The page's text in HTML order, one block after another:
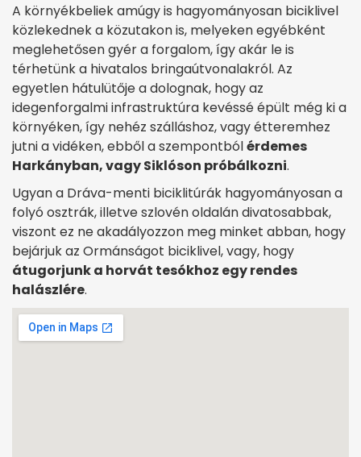
A környékbeliek amúgy is hagyományosan biciklivel
közlekednek a közutakon is, melyeken egyébként
meglehetősen gyér a forgalom, így akár le is
térhetünk a hivatalos bringaútvonalakról. Az
egyetlen hátulütője a dolognak, hogy az
idegenforgalmi infrastruktúra kevéssé épült még ki a
környéken, így nehéz szálláshoz, vagy étteremhez
jutni a vidéken, ebből a szempontbólérdemes
Harkányban, vagy Siklóson próbálkozni.
Ugyan a Dráva-menti biciklitúrák hagyományosan a
folyó osztrák, illetve szlovén oldalán divatosabbak,
viszont ez ne akadályozzon meg minket abban, hogy
bejárjuk az Ormánságot biciklivel, vagy, hogy
átugorjunk a horvát tesókhoz egy rendes
halászlére.